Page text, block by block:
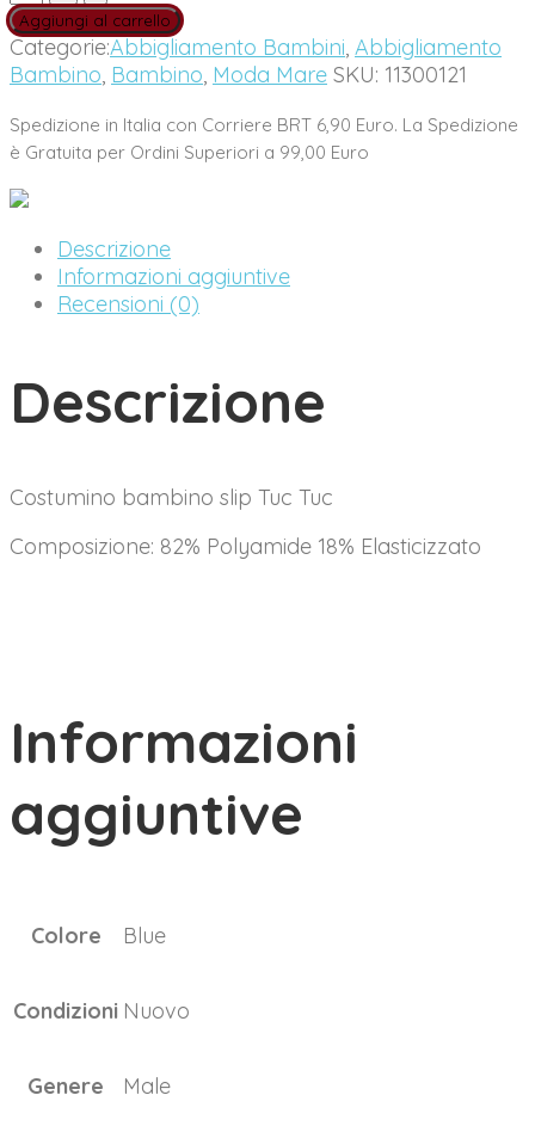
Boxer
Bambino
Tuc
quantity
Aggiungi al carrello
Categorie:Abbigliamento Bambini, Abbigliamento
Bambino, Bambino, Moda Mare SKU: 11300121
Spedizione in Italia con Corriere BRT 6,90 Euro. La Spedizione
è Gratuita per Ordini Superiori a 99,00 Euro
Descrizione
Informazioni aggiuntive
Recensioni (0)
Descrizione
Costumino bambino slip Tuc Tuc
Composizione: 82% Polyamide 18% Elasticizzato
Informazioni
aggiuntive
Colore Blue
Condizioni Nuovo
Genere Male